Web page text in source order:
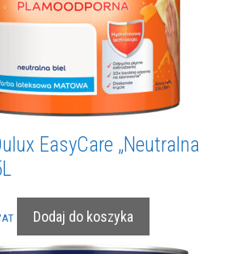
EasyCare „Neutralna
Dodaj do koszyka